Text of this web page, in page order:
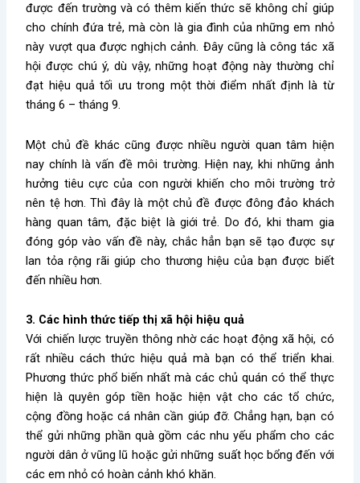
được đến trường và có thêm kiến thức sẽ không chỉ giúp
cho chính đứa trẻ, mà còn là gia đình của những em nhỏ
này vượt qua được nghịch cảnh. Đây cũng là công tác xã
hội được chú ý, dù vậy, những hoạt động này thường chỉ
đạt hiệu quả tối ưu trong một thời điểm nhất định là từ
tháng 6 – tháng 9.
Một chủ đề khác cũng được nhiều người quan tâm hiện
nay chính là vấn đề môi trường. Hiện nay, khi những ảnh
hưởng tiêu cực của con người khiến cho môi trường trở
nên tệ hơn. Thì đây là một chủ đề được đông đảo khách
hàng quan tâm, đặc biệt là giới trẻ. Do đó, khi tham gia
đóng góp vào vấn đề này, chắc hẳn bạn sẽ tạo được sự
lan tỏa rộng rãi giúp cho thương hiệu của bạn được biết
đến nhiều hơn.
3. Các hình thức tiếp thị xã hội hiệu quả
Với chiến lược truyền thông nhờ các hoạt động xã hội, có
rất nhiều cách thức hiệu quả mà bạn có thể triển khai.
Phương thức phổ biến nhất mà các chủ quán có thể thực
hiện là quyên góp tiền hoặc hiện vật cho các tổ chức,
cộng đồng hoặc cá nhân cần giúp đỡ. Chẳng hạn, bạn có
thể gửi những phần quà gồm các nhu yếu phẩm cho các
người dân ở vũng lũ hoặc gửi những suất học bổng đến với
các em nhỏ có hoàn cảnh khó khăn.